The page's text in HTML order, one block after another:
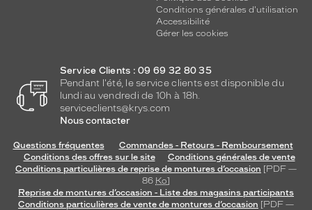
Conditions générales d'utilisation
Accessibilité
Gérer les cookies
Service Clients : 09 69 32 80 35
Pendant l'été, le service clients est disponible du
lundi au vendredi de 10h à 18h.
serviceclients@krys.com
Nous contacter
Questions fréquentes
Commandes - Retours - Remboursement
Conditions des offres sur le site
Conditions générales de vente
Conditions particulières de reprise de montures d’occasion [PDF —
86 Ko]
Reprise de montures d’occasion - Liste des magasins participants
Conditions particulières de vente de montures d’occasion [PDF —